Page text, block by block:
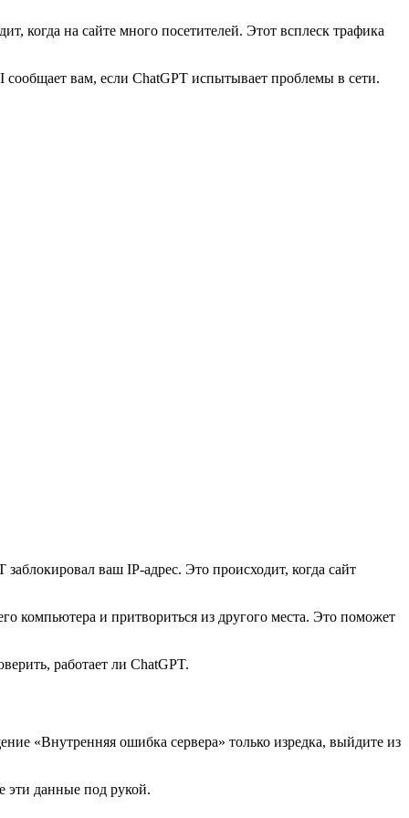
когда на сайте много посетителей. Этот всплеск трафика
сообщает вам, если ChatGPT испытывает проблемы в сети.
ваш IP-адрес. Это происходит, когда сайт
компьютера и притвориться из другого места. Это поможет
работает ли ChatGPT.
«Внутренняя ошибка сервера» только изредка, выйдите из
эти данные под рукой.